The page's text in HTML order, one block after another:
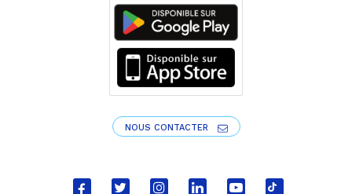
NOUS CONTACTER